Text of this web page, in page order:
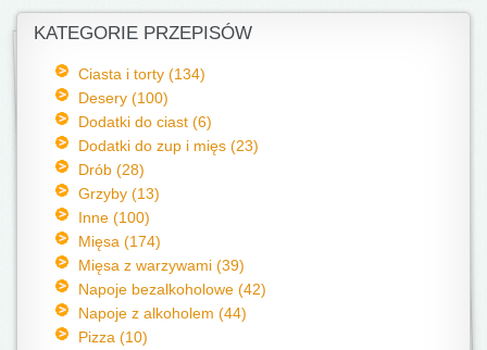
KATEGORIE PRZEPISÓW
Ciasta i torty (134)
Desery (100)
Dodatki do ciast (6)
Dodatki do zup i mięs (23)
Drób (28)
Grzyby (13)
Inne (100)
Mięsa (174)
Mięsa z warzywami (39)
Napoje bezalkoholowe (42)
Napoje z alkoholem (44)
Pizza (10)